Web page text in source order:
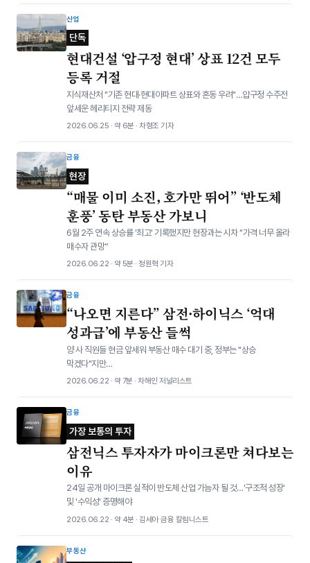
산업
단독
현대건설 ‘압구정 현대’ 상표 12건 모두
등록 거절
지식재산처 "기존 현대·현대아파트 상표와 혼동 우려"…압구정 수주전
앞세운 헤리티지 전략 제동
2026.06.25 · 약 6분 · 차형조 기자
금융
현장
“매물 이미 소진, 호가만 뛰어” ‘반도체
훈풍’ 동탄 부동산 가보니
6월 2주 연속 상승률 '최고' 기록했지만 현장과는 시차 "가격 너무 올라
매수자 관망”
2026.06.22 · 약 5분 · 정원혁 기자
금융
“나오면 지른다” 삼전·하이닉스 ‘억대
성과급’에 부동산 들썩
양 사 직원들 현금 앞세워 부동산 매수 대기 중, 정부는 "상승
막겠다"지만…
2026.06.22 · 약 7분 · 차해인 저널리스트
금융
가장 보통의 투자
삼전닉스 투자자가 마이크론만 쳐다보는
이유
24일 공개 마이크론 실적이 반도체 산업 가늠자 될 것…'구조적 성장'
및 '수익성' 증명해야
2026.06.22 · 약 4분 · 김세아 금융 칼럼니스트
부동산